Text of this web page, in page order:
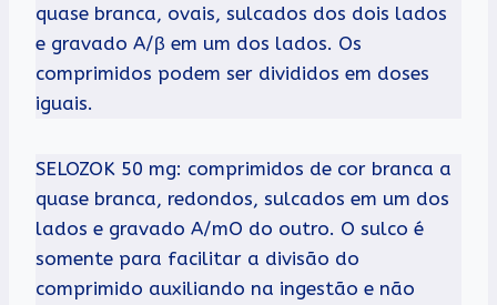
quase branca, ovais, sulcados dos dois lados
e gravado A/β em um dos lados. Os
comprimidos podem ser divididos em doses
iguais.
SELOZOK 50 mg: comprimidos de cor branca a
quase branca, redondos, sulcados em um dos
lados e gravado A/mO do outro. O sulco é
somente para facilitar a divisão do
comprimido auxiliando na ingestão e não